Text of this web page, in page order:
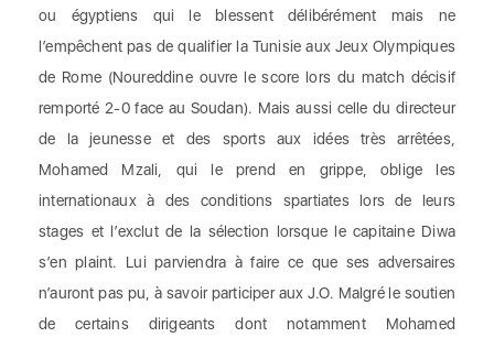
ou égyptiens qui le blessent délibérément mais ne
l’empêchent pas de qualifier la Tunisie aux Jeux Olympiques
de Rome (Noureddine ouvre le score lors du match décisif
remporté 2-0 face au Soudan). Mais aussi celle du directeur
de la jeunesse et des sports aux idées très arrêtées,
Mohamed Mzali, qui le prend en grippe, oblige les
internationaux à des conditions spartiates lors de leurs
stages et l’exclut de la sélection lorsque le capitaine Diwa
s’en plaint. Lui parviendra à faire ce que ses adversaires
n’auront pas pu, à savoir participer aux J.O. Malgré le soutien
de certains dirigeants dont notamment Mohamed